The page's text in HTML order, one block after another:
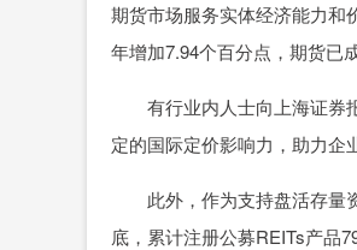
期货市场服务实体经济能力和
年增加7.94个百分点，期货已
有行业内人士向上海证券报
定的国际定价影响力，助力企
此外，作为支持盘活存量资
底，累计注册公募REITs产品